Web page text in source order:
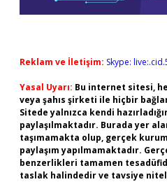
Reklam ve İletişim: Skype:
Yasal Uyarı: Bu internet sitesi,
veya şahıs şirketi ile hiçbir
Sitede yalnızca kendi
paylaşılmaktadır. Burada yer
taşımamakta olup, gerçek
paylaşım yapılmamaktadır.
benzerlikleri tamamen
taslak halindedir ve tavsiye